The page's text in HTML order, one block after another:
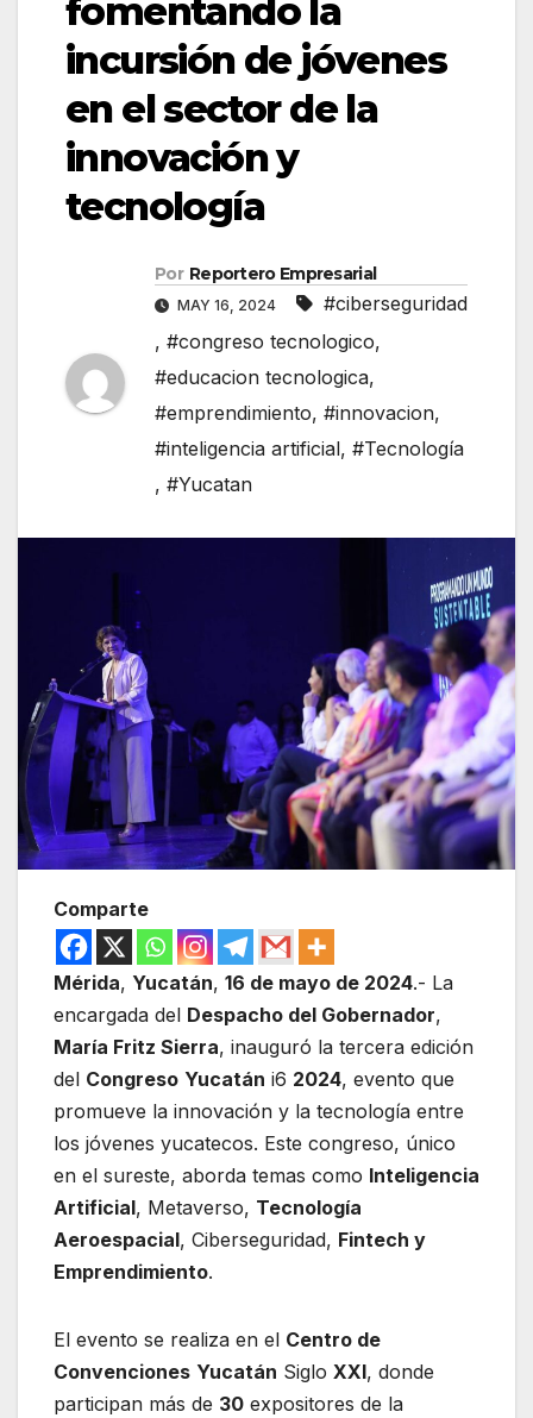
fomentando la
incursión de jóvenes
en el sector de la
innovación y
tecnología
Por Reportero Empresarial
MAY 16, 2024
#ciberseguridad
, #congreso tecnologico,
#educacion tecnologica,
#emprendimiento, #innovacion,
#inteligencia artificial, #Tecnología
, #Yucatan
Comparte
Mérida, Yucatán, 16 de mayo de 2024.- La
encargada del Despacho del Gobernador,
María Fritz Sierra, inauguró la tercera edición
del Congreso Yucatán i6 2024, evento que
promueve la innovación y la tecnología entre
los jóvenes yucatecos. Este congreso, único
en el sureste, aborda temas como Inteligencia
Artificial, Metaverso, Tecnología
Aeroespacial, Ciberseguridad, Fintech y
Emprendimiento.
El evento se realiza en el Centro de
Convenciones Yucatán Siglo XXI, donde
participan más de 30 expositores de la